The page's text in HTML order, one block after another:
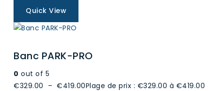
Quick View
Banc PARK-PRO
0 out of 5
€329.00 – €419.00Plage de prix : €329.00 à €419.00